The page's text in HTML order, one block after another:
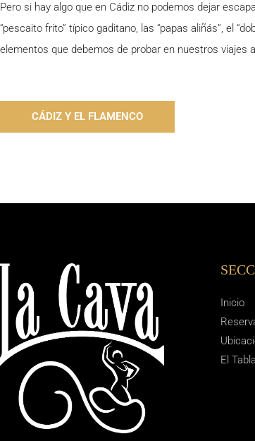
Pero si hay algo que en Cádiz no podemos dejar
“pescaito frito” típico gaditano, las “papas aliñás”, el
elementos que debemos de probar en nuestros viajes
CÁDIZ Y EL FLAMENCO
Inicio
El